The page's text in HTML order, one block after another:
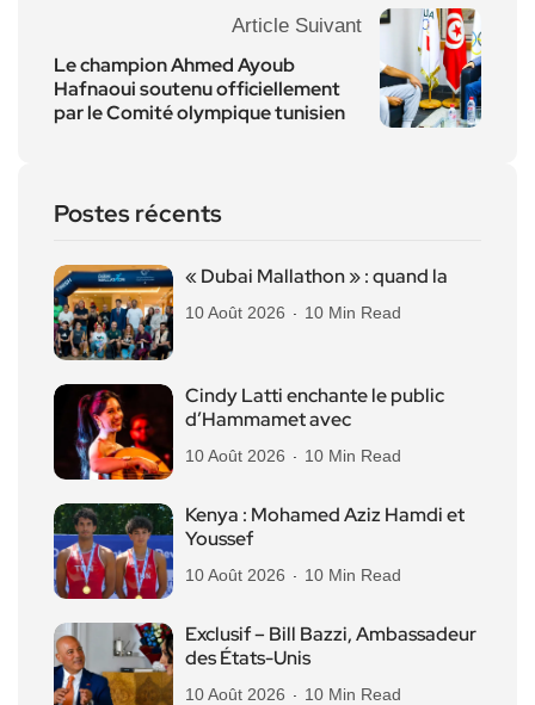
Article Suivant
Le champion Ahmed Ayoub
Hafnaoui soutenu officiellement
par le Comité olympique tunisien
Postes récents
« Dubai Mallathon » : quand la
10 Août 2026 10 Min Read
Cindy Latti enchante le public
d’Hammamet avec
10 Août 2026 10 Min Read
Kenya : Mohamed Aziz Hamdi et
Youssef
10 Août 2026 10 Min Read
Exclusif – Bill Bazzi, Ambassadeur
des États-Unis
10 Août 2026 10 Min Read